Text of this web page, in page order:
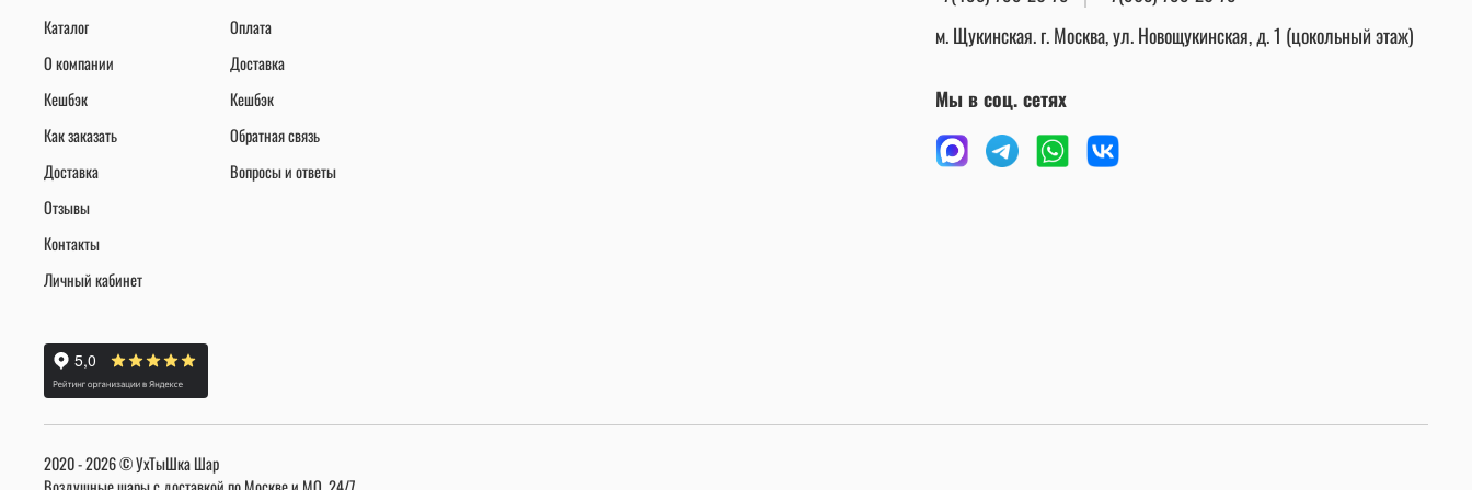
Каталог
О компании
Кешбэк
Как заказать
Доставка
Отзывы
Контакты
Личный кабинет
Оплата
Доставка
Кешбэк
Обратная связь
Вопросы и ответы
м. Щукинская. г. Москва, ул. Новощукинская, д. 1 (цокольный этаж)
Мы в соц. сетях
2020 - 2026 © УхТыШка Шар